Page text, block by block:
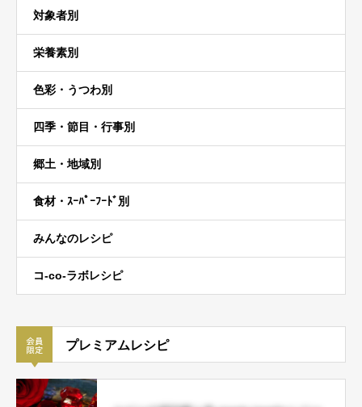
対象者別
栄養素別
色彩・うつわ別
四季・節目・行事別
郷土・地域別
食材・ｽｰﾊﾟｰﾌｰﾄﾞ別
みんなのレシピ
コ-co-ラボレシピ
プレミアムレシピ